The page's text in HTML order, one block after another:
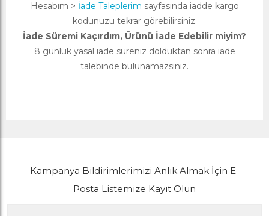
Hesabım > İade Taleplerim sayfasında iadde kargo
kodunuzu tekrar görebilirsiniz.
İade Süremi Kaçırdım, Ürünü İade Edebilir miyim?
8 günlük yasal iade süreniz dolduktan sonra iade
talebinde bulunamazsınız.
Kampanya Bildirimlerimizi Anlık Almak İçin E-
Posta Listemize Kayıt Olun